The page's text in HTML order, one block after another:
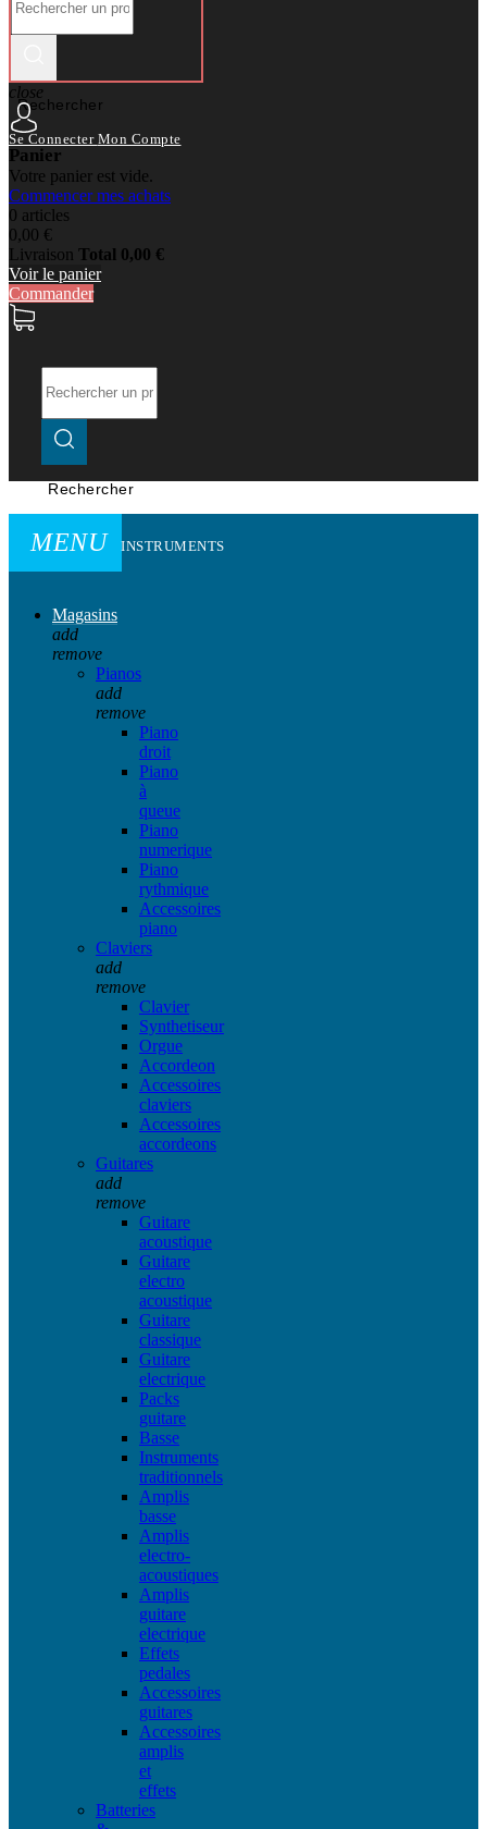
Rechercher
close
Se Connecter Mon Compte
Panier
Votre panier est vide.
Commencer mes achats
0 articles
0,00 €
Livraison Total 0,00 €
Voir le panier
Commander
Rechercher
MENU INSTRUMENTS
Magasins
add
remove
Pianos
add
remove
Piano
droit
Piano
à
queue
Piano
numerique
Piano
rythmique
Accessoires
piano
Claviers
add
remove
Clavier
Synthetiseur
Orgue
Accordeon
Accessoires
claviers
Accessoires
accordeons
Guitares
add
remove
Guitare
acoustique
Guitare
electro
acoustique
Guitare
classique
Guitare
electrique
Packs
guitare
Basse
Instruments
traditionnels
Amplis
basse
Amplis
electro-
acoustiques
Amplis
guitare
electrique
Effets
pedales
Accessoires
guitares
Accessoires
amplis
et
effets
Batteries